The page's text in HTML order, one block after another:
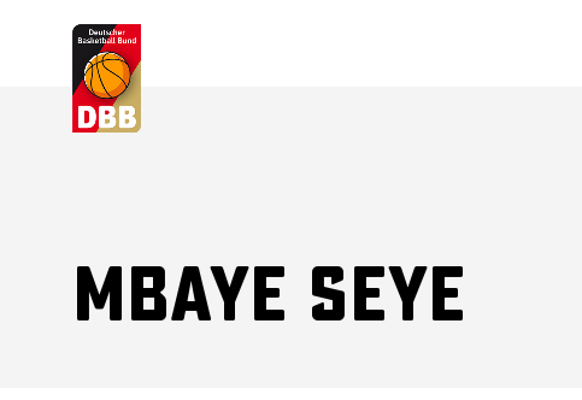
Suchvorschläge
Mbaye Seye